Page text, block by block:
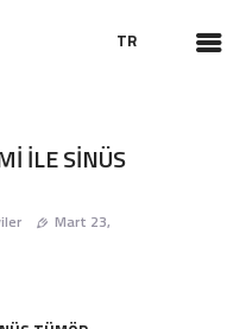
TR
İLE SİNÜS
Mart 23,